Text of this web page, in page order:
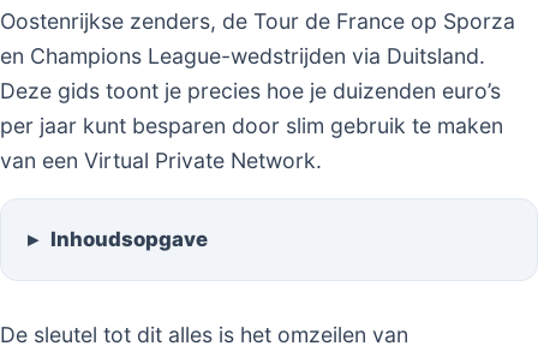
Oostenrijkse zenders, de Tour de France op Sporza
en Champions League-wedstrijden via Duitsland.
Deze gids toont je precies hoe je duizenden euro’s
per jaar kunt besparen door slim gebruik te maken
van een Virtual Private Network.
Inhoudsopgave
De sleutel tot dit alles is het omzeilen van